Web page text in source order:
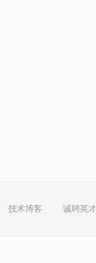
技术博客 诚聘英才